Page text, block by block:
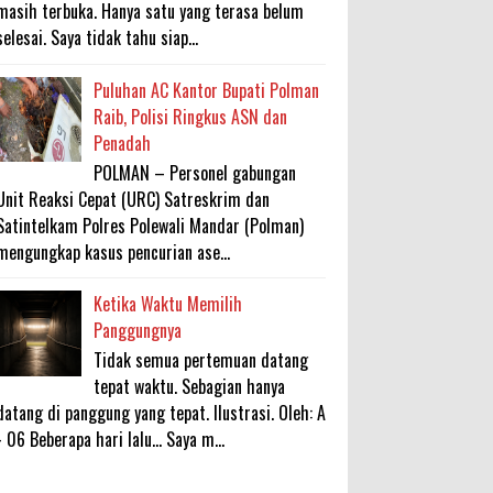
terbuka. Hanya satu yang terasa belum
Saya tidak tahu siap...
Puluhan AC Kantor Bupati Polman
Raib, Polisi Ringkus ASN dan
Penadah
POLMAN – Personel gabungan
Reaksi Cepat (URC) Satreskrim dan
Polres Polewali Mandar (Polman)
kasus pencurian ase...
Ketika Waktu Memilih
Panggungnya
Tidak semua pertemuan datang
tepat waktu. Sebagian hanya
di panggung yang tepat. Ilustrasi. Oleh: A
06 Beberapa hari lalu... Saya m...